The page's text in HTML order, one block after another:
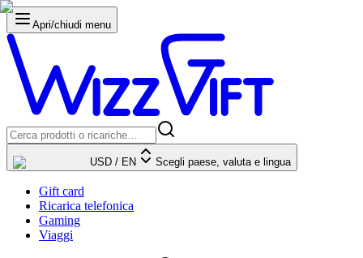
Apri/chiudi menu
USD / EN Scegli paese, valuta e lingua
Gift card
Ricarica telefonica
Gaming
Viaggi